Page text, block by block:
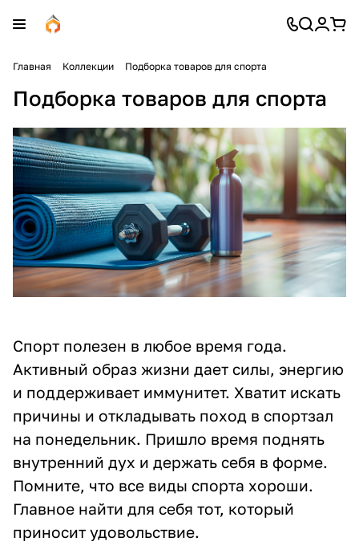
Главная Коллекции Подборка товаров для спорта
Подборка товаров для спорта
Спорт полезен в любое время года.
Активный образ жизни дает силы, энергию
и поддерживает иммунитет. Хватит искать
причины и откладывать поход в спортзал
на понедельник. Пришло время поднять
внутренний дух и держать себя в форме.
Помните, что все виды спорта хороши.
Главное найти для себя тот, который
приносит удовольствие.